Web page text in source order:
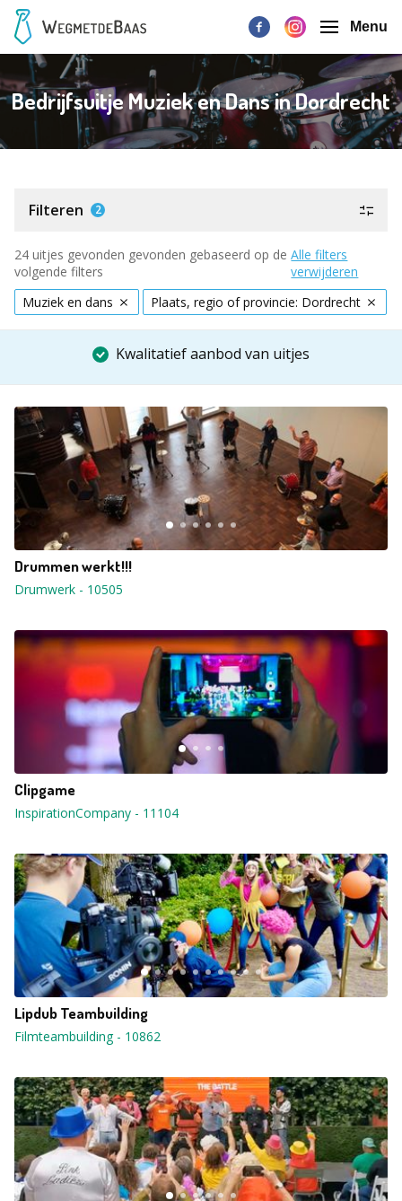
Menu
Bedrijfsuitje Muziek en Dans in Dordrecht
Filteren 2
24 uitjes gevonden gevonden gebaseerd op de
volgende filters
Alle filters
verwijderen
Muziek en dans
Plaats, regio of provincie: Dordrecht
Kwalitatief aanbod van uitjes
Drummen werkt!!!
Drumwerk - 10505
Clipgame
InspirationCompany - 11104
Lipdub Teambuilding
Filmteambuilding- 10862